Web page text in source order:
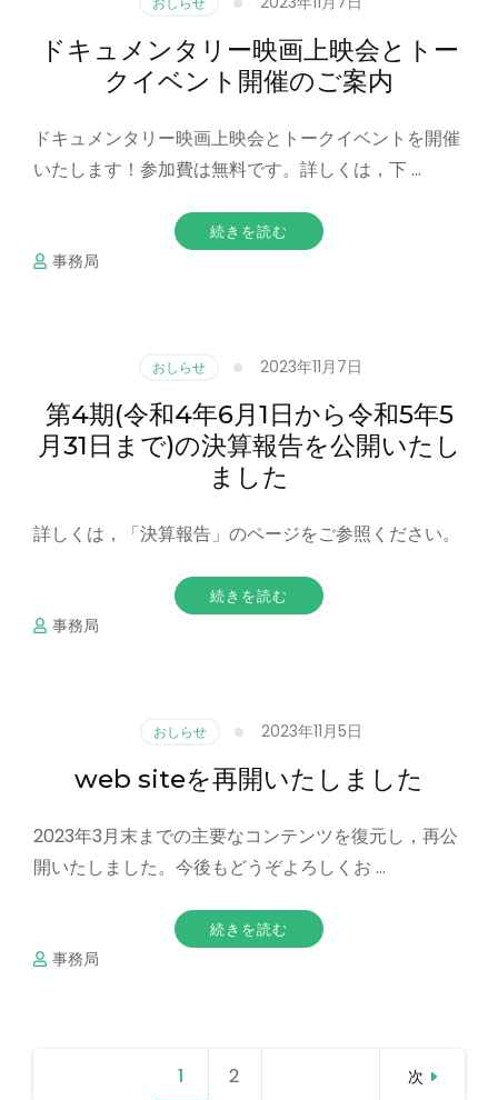
ドキュメンタリー映画上映会とトー
クイベント開催のご案内
ドキュメンタリー映画上映会とトークイベントを開催
いたします！参加費は無料です。詳しくは，下 …
続きを読む
事務局
おしらせ 2023年11月7日
第4期(令和4年6月1日から令和5年5
月31日まで)の決算報告を公開いたし
ました
詳しくは，「決算報告」のページをご参照ください。
続きを読む
事務局
おしらせ 2023年11月5日
web siteを再開いたしました
2023年3月末までの主要なコンテンツを復元し，再公
開いたしました。今後もどうぞよろしくお …
続きを読む
事務局
1 固定
2 次